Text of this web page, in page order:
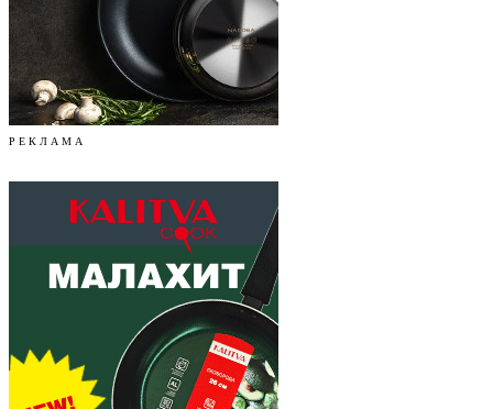
Р Е К Л А М А